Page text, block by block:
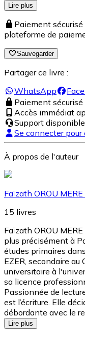
Lire plus
Paiement
plateforme de
Sauvegarder
Partager ce livre :
WhatsApp
Paiement sécurisé
Accès immédiat
Support disponible
Se connecter pour
À propos de l'auteur
Faïzath OROU MERE
15 livres
Faïzath OROU
plus précisément à
études primaires
EZER, secondaire au
universitaire à
sa licence
Passionnée de
est l’écriture. Elle
débordante avec le
Lire plus